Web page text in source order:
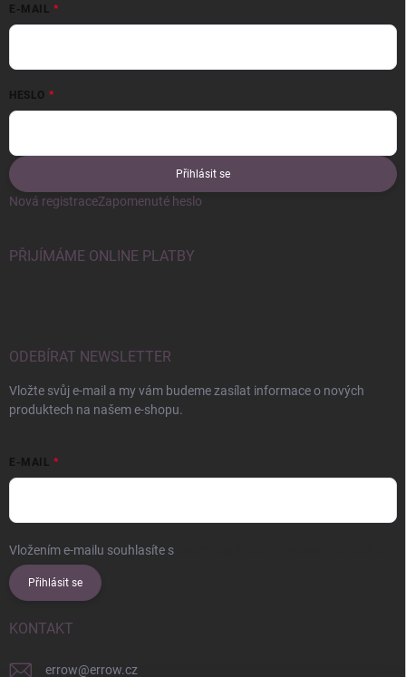
E-MAIL
HESLO
Přihlásit se
Nová registraceZapomenuté heslo
PŘIJÍMÁME ONLINE PLATBY
ODEBÍRAT NEWSLETTER
Vložte svůj e-mail a my vám budeme zasílat informace o nových
produktech na našem e-shopu.
E-MAIL
Vložením e-mailu souhlasíte s
Přihlásit se
KONTAKT
errow@errow.cz